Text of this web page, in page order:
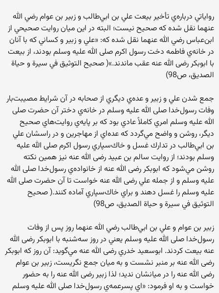
رواياتي درباره‌ي تأخير بيعت علي بن ابي‌طالب و زبير بن عوام رضي الله
عنهما نقل شده كه صحيح نيست؛ البته در اين ميان روايت صحيحي از
ابن‌عباس رضي الله عنهما نقل شده كه: «علي و زبير و كساني كه با آنان
در خانه‌ي فاطمه دخت رسول اكرم صلی الله علیه وسلم بودند، از بيعت
با ابوبكر رضی الله عنه عقب ماندند.»( صحيح التوثيق في سيرة و حياة
الصديق، ص98)
جمع شدن علي و زبير و عده‌ي ديگري از صحابه در آن شرايط مصيبت‌بار
وفات رسول‌خدا صلی الله علیه وسلم در خانه‌ي دختر آن حضرت صلی
الله علیه وسلم امري كاملاً عادي بود كه بر پايه‌ي روايت‌هاي صحيح
ديگر، روشن و واضح مي‌گردد كه عده‌اي از مهاجرين و در راسشان علي
بن ابي‌طالب در تدارك غسل و خاك‌سپاري رسول اكرم صلی الله علیه
وسلم بودند؛ از روايت سالم بن عبيد رضی الله عنه نيز همين نكته
روشن مي‌شود كه ابوبكر رضی الله عنه از خانواده‌ي رسول‌خدا صلی الله
علیه وسلم و از جمله علي رضی الله عنه خواست تا آن حضرت صلی الله
علیه وسلم را غسل دهند و براي خاك‌سپاري آماده كنند.( صحيح
التوثيق في سيرة و حياة الصديق، ص98)
زبير بن عوام و علي بن ابي‌طالب رضي الله عنهما روز پس از وفات
رسول‌خدا صلی الله علیه وسلم يعني در روز سه‌شنبه با ابوبكر رضی الله
عنه بيعت كردند. ابوسعيد خدري رضی الله عنه مي‌گويد: آن روز كه ابوبكر
رضی الله عنه بر منبر نشست و به ميان جمع نگريست، زبير بن عوام
رضی الله عنه را در ميانشان نديد؛ لذا زبير رضی الله عنه را به حضور
خواست و به او فرمود: «اي پسرعمه‌ي رسول‌خدا صلی الله علیه وسلم